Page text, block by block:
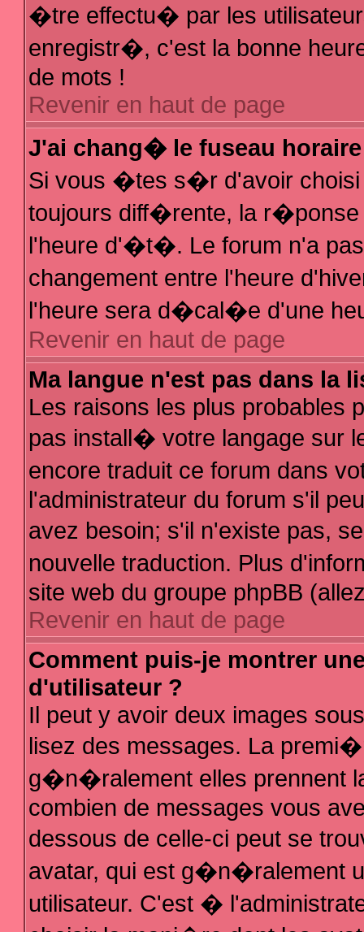
�tre effectu� par les
enregistr�, c'est la bonne
de mots !
Revenir en haut de page
J'ai chang� le fuseau
Si vous �tes s�r d'avoir choisi
toujours diff�rente, la
l'heure d'�t�. Le forum n'a
changement entre l'heure
l'heure sera d�cal�e d'une
Revenir en haut de page
Ma langue n'est pas dans la
Les raisons les plus probables
pas install� votre langage sur
encore traduit ce forum dans
l'administrateur du forum s'il
avez besoin; s'il n'existe pas,
nouvelle traduction. Plus
site web du groupe phpBB
Revenir en haut de page
Comment puis-je montrer
d'utilisateur ?
Il peut y avoir deux images
lisez des messages. La
g�n�ralement elles prennent
combien de messages vous
dessous de celle-ci peut se
avatar, qui est g�n�ralement
utilisateur. C'est �